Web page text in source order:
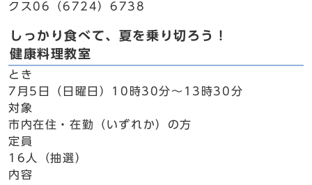
クス06（6724）6738
しっかり食べて、夏を乗り切ろう！
健康料理教室
とき
7月5日（日曜日）10時30分～13時30分
対象
市内在住・在勤（いずれか）の方
定員
16人（抽選）
内容